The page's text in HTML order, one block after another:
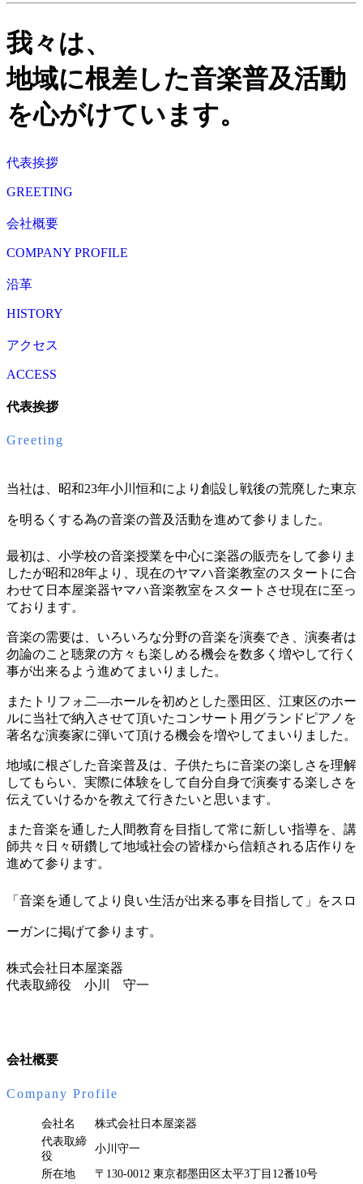
我々は、
地域に根差した音楽普及活動
を心がけています。
代表挨拶
GREETING
会社概要
COMPANY PROFILE
沿革
HISTORY
アクセス
ACCESS
代表挨拶
Greeting
当社は、昭和23年小川恒和により創設し戦後の荒廃した東京
を明るくする為の音楽の普及活動を進めて参りました。
最初は、小学校の音楽授業を中心に楽器の販売をして参りま
したが昭和28年より、現在のヤマハ音楽教室のスタートに合
わせて日本屋楽器ヤマハ音楽教室をスタートさせ現在に至っ
ております。
音楽の需要は、いろいろな分野の音楽を演奏でき、演奏者は
勿論のこと聴衆の方々も楽しめる機会を数多く増やして行く
事が出来るよう進めてまいりました。
またトリフォ二―ホールを初めとした墨田区、江東区のホー
ルに当社で納入させて頂いたコンサート用グランドピアノを
著名な演奏家に弾いて頂ける機会を増やしてまいりました。
地域に根ざした音楽普及は、子供たちに音楽の楽しさを理解
してもらい、実際に体験をして自分自身で演奏する楽しさを
伝えていけるかを教えて行きたいと思います。
また音楽を通した人間教育を目指して常に新しい指導を、講
師共々日々研鑽して地域社会の皆様から信頼される店作りを
進めて参ります。
「音楽を通してより良い生活が出来る事を目指して」をスロ
ーガンに掲げて参ります。
株式会社日本屋楽器
代表取締役 小川 守一
会社概要
Company Profile
会社名
株式会社日本屋楽器
代表取締
役
小川守一
所在地
〒130-0012 東京都墨田区太平3丁目12番10号